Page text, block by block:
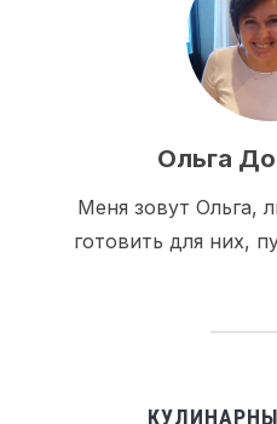
Ольга
Меня зовут Ольга,
готовить для них,